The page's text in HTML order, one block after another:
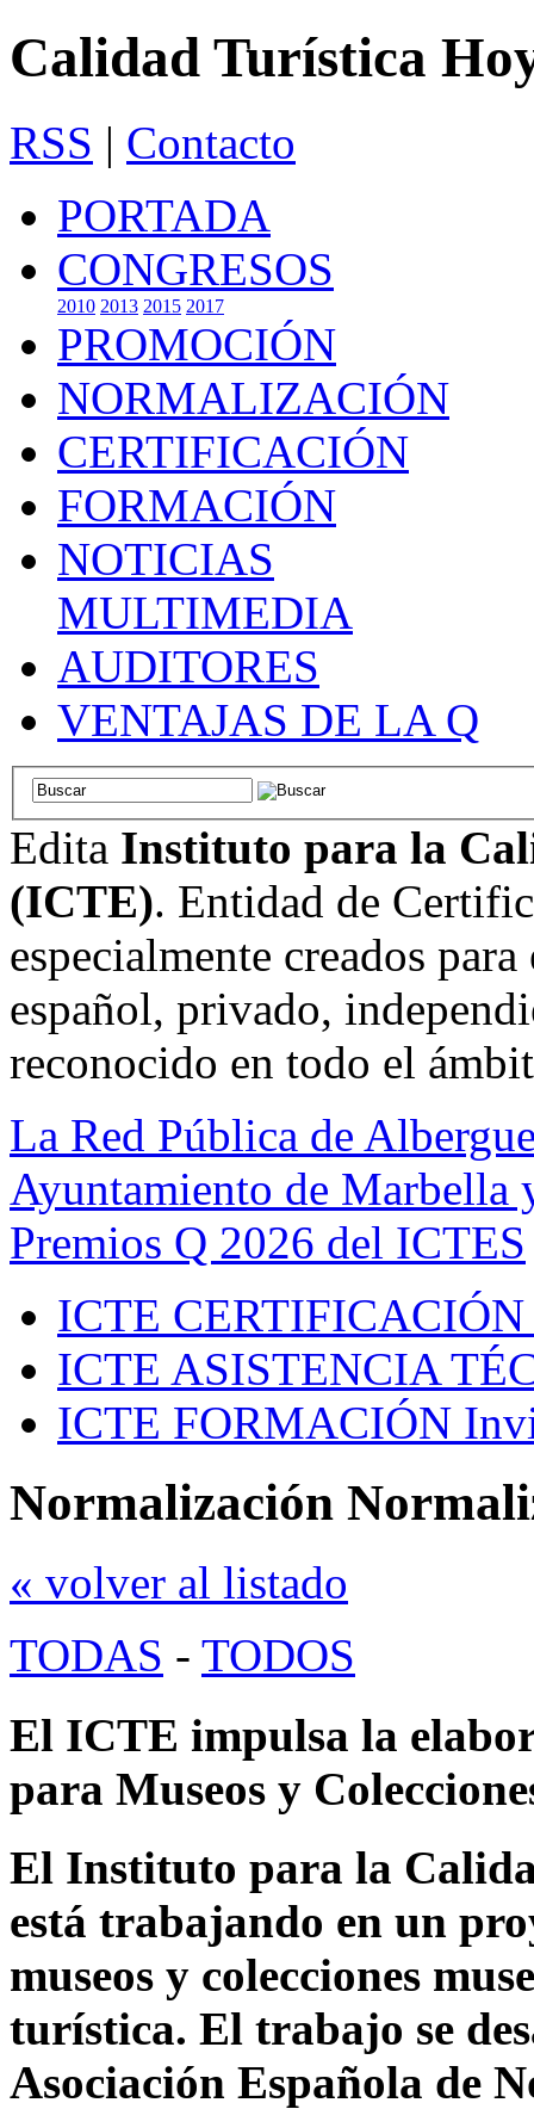
Calidad Turística
RSS | Contacto
PORTADA
CONGRESOS
2010 2013 2015 2017
PROMOCIÓN
NORMALIZACIÓN
CERTIFICACIÓN
FORMACIÓN
NOTICIAS
MULTIMEDIA
AUDITORES
VENTAJAS DE LA Q
Edita Instituto para la
(ICTE). Entidad de
especialmente creados
español, privado,
reconocido en todo el
La Red Pública de
Ayuntamiento de Marbella
Premios Q 2026 del ICTES
ICTE CERTIFICACIÓN
ICTE ASISTENCIA
ICTE FORMACIÓN
Normalización
« volver al listado
TODAS - TODOS
El ICTE impulsa la
para Museos y
El Instituto para la
está trabajando en un
museos y colecciones
turística. El trabajo se
Asociación Española de